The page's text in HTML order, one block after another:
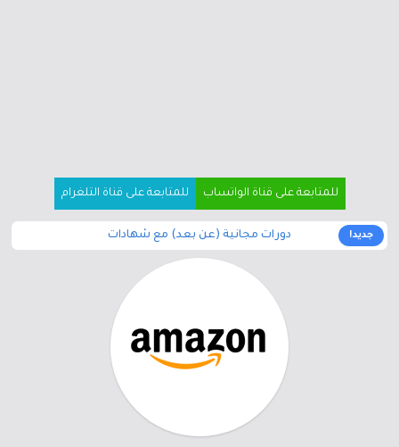
للمتابعة على قناة الواتساب للمتابعة على قناة التلغرام
جديد! دورات مجانية (عن بعد) مع شهادات